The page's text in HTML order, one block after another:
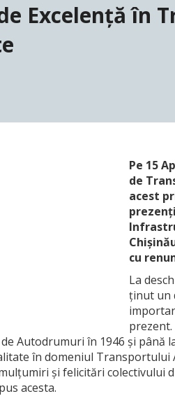
Excelență în
Pe 15
de
acest
cu
La
ținut un
Autodrumuri în 1946 și până
în domeniul
și felicitări
acesta.